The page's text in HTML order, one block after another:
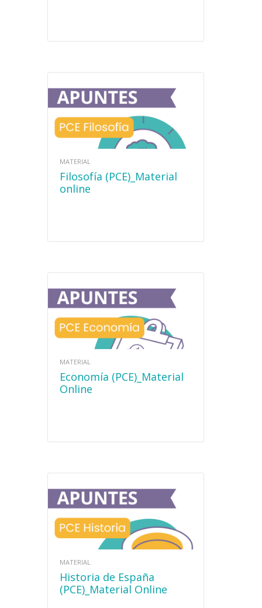
MATERIAL
Filosofía (PCE)_Material
online
MATERIAL
Economía (PCE)_Material
Online
MATERIAL
Historia de España
(PCE)_Material Online